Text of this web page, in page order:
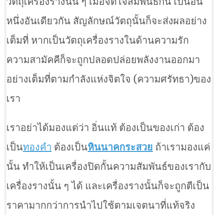
หนึ่งอันเดียวกัน สัญลักษณ์วัตถุนั้นก็จะส่งผลอย่าง
เต็มที่ หากเป็นวัตถุเครื่องรางในด้านความรัก
ความสามัคคีก็จะถูกปลอดปล่อยพลังงานออกมา
อย่างเต็มที่ตามกำลังแห่งจิตใจ (ความศรัทธา)ของ
เรา
เราอย่าได้มองแต่ว่า อิ่นแท้ ต้องเป็นของเก่า ต้อง
เป็นทองคำ ต้องเป็นหินนาคกระสวย ถ้าเรามองแค่
นั้น ทำให้เป็นเครื่องปิดกั้นความสัมพันธ์ของเรากับ
เครื่องรางนั้น ๆ ได้ และเครื่องรางนั้นก็จะถูกตีเป็น
ราคามากกว่าการนำไปใช้ตามเจตนาที่แท้จริง